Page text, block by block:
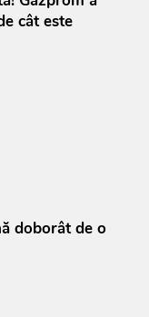
cât este
doborât de o